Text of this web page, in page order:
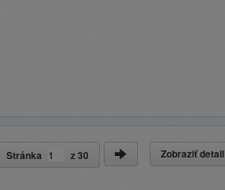
Zobraziť detail
Stránka z30